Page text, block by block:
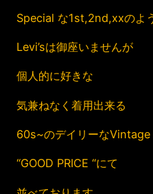
Special な1st,2nd,xxのよ
Levi’sは御座いませんが
個人的に好きな
気兼ねなく着用出来る
60s~のデイリーなVintage
“GOOD PRICE “にて